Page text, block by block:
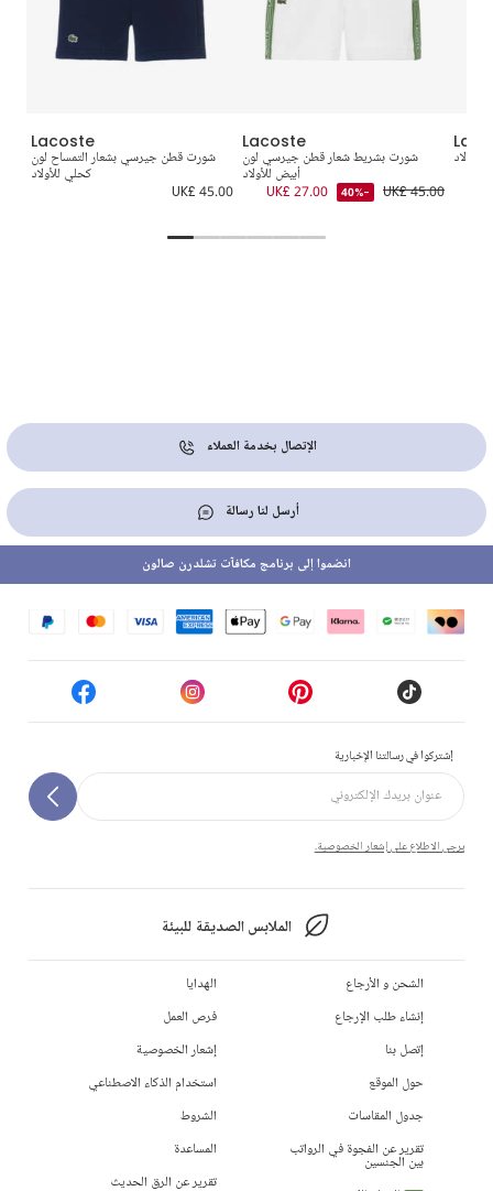
Lacoste
شورت قطن جيرسي بشعار التمساح لون
كحلي للأولاد
UK£ 45.00
Lacoste
شورت بشريط شعار قطن جيرسي لون
أبيض للأولاد
UK£ 45.00
-40%
UK£ 27.00
الإتصال بخدمة العملاء
أرسل لنا رسالة
إشتركوا في رسالتنا الإخبارية
يرجى الاطلاع على إشعار الخصوصية.
الملابس الصديقة للبيئة
انضموا إلى برنامج مكافآت تشلدرن صالون
الشحن و الأرجاع
إنشاء طلب الإرجاع
إتصل بنا
حول الموقع
جدول المقاسات
تقرير عن الفجوة في الرواتب
بين الجنسين
الهدايا
فرص العمل
إشعار الخصوصية
استخدام الذكاء الاصطناعي
الشروط
المساعدة
تقرير عن الرق الحديث